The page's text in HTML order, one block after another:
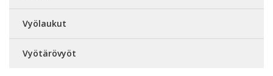
Vyölaukut
Vyötärövyöt